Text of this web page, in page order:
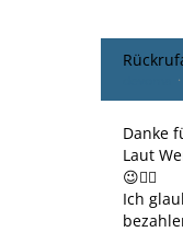
Danke
Laut
😉👌🏻
Ich